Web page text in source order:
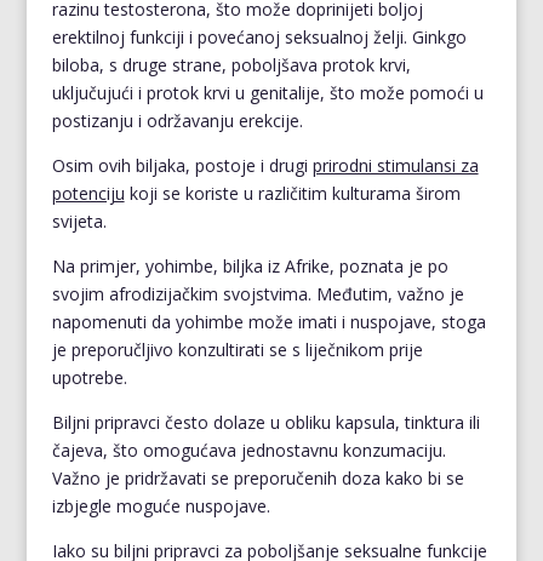
razinu testosterona, što može doprinijeti boljoj
erektilnoj funkciji i povećanoj seksualnoj želji. Ginkgo
biloba, s druge strane, poboljšava protok krvi,
uključujući i protok krvi u genitalije, što može pomoći u
postizanju i održavanju erekcije.
Osim ovih biljaka, postoje i drugi prirodni stimulansi za
potenciju koji se koriste u različitim kulturama širom
svijeta.
Na primjer, yohimbe, biljka iz Afrike, poznata je po
svojim afrodizijačkim svojstvima. Međutim, važno je
napomenuti da yohimbe može imati i nuspojave, stoga
je preporučljivo konzultirati se s liječnikom prije
upotrebe.
Biljni pripravci često dolaze u obliku kapsula, tinktura ili
čajeva, što omogućava jednostavnu konzumaciju.
Važno je pridržavati se preporučenih doza kako bi se
izbjegle moguće nuspojave.
Iako su biljni pripravci za poboljšanje seksualne funkcije